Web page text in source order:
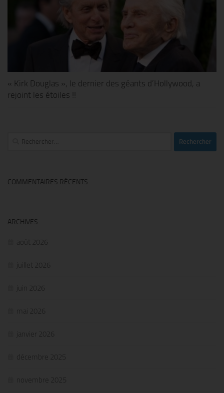
« Kirk Douglas », le dernier des géants d’Hollywood, a
rejoint les étoiles !!
Rechercher :
COMMENTAIRES RÉCENTS
ARCHIVES
août 2026
juillet 2026
juin 2026
mai 2026
janvier 2026
décembre 2025
novembre 2025